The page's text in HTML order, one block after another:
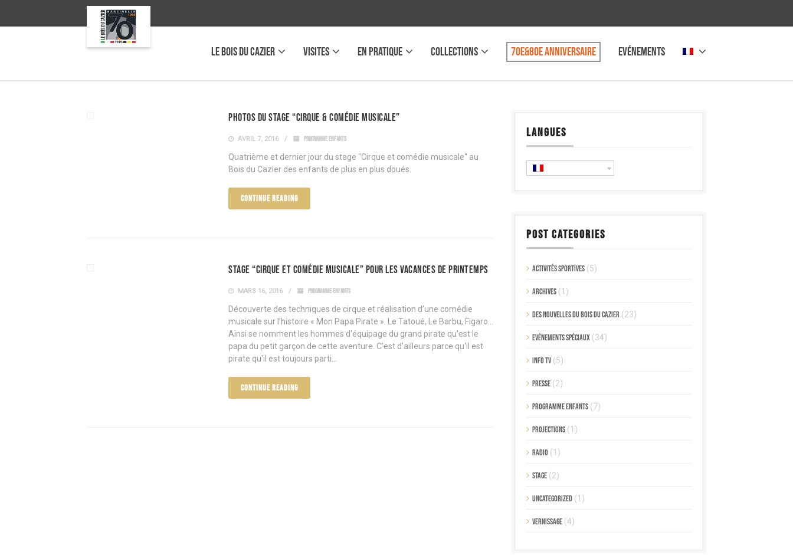
LE BOIS DU CAZIER VISITES EN PRATIQUE COLLECTIONS 70e&80e anniversaire Evénements
Photos du stage “Cirque & comédie musicale”
AVRIL 7, 2016 PROGRAMME ENFANTS
Quatrième et dernier jour du stage "Cirque et comédie musicale" au
Bois du Cazier des enfants de plus en plus doués.
CONTINUE READING
Stage “Cirque et comédie musicale” pour les vacances de printemps
MARS 16, 2016 PROGRAMME ENFANTS
Découverte des techniques de cirque et réalisation d’une comédie
musicale sur l’histoire « Mon Papa Pirate ». Le Tatoué, Le Barbu, Figaro...
Ainsi se nomment les hommes d'équipage du grand pirate qu'est le
papa du petit garçon de cette aventure. C'est d'ailleurs parce qu'il est
pirate qu'il est toujours parti...
CONTINUE READING
LANGUES
POST CATEGORIES
Activités sportives (5)
Archives (1)
Des nouvelles du Bois du Cazier (23)
Evénements spéciaux (34)
Info TV (5)
Presse (2)
Programme enfants (7)
Projections (1)
Radio (1)
Stage (2)
Uncategorized (1)
Vernissage (4)